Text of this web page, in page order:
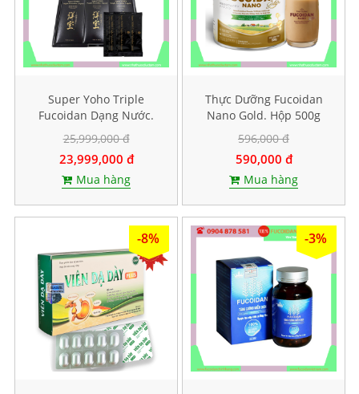
Super Yoho Triple
Fucoidan Dạng Nước.
25,999,000 đ
23,999,000 đ
Mua hàng
Thực Dưỡng Fucoidan
Nano Gold. Hộp 500g
596,000 đ
590,000 đ
Mua hàng
-8% -3%